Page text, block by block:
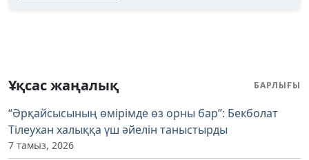
Ұқсас жаңалық БАРЛЫҒЫ
“Әрқайсысының өмірімде өз орны бар”: Бекболат
Тілеухан халыққа үш әйелін таныстырды
7 тамыз, 2026